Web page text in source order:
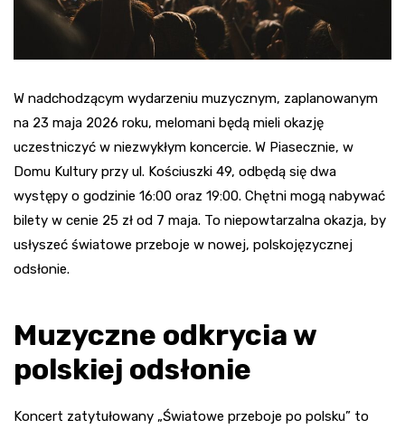
W nadchodzącym wydarzeniu muzycznym, zaplanowanym
na 23 maja 2026 roku, melomani będą mieli okazję
uczestniczyć w niezwykłym koncercie. W Piasecznie, w
Domu Kultury przy ul. Kościuszki 49, odbędą się dwa
występy o godzinie 16:00 oraz 19:00. Chętni mogą nabywać
bilety w cenie 25 zł od 7 maja. To niepowtarzalna okazja, by
usłyszeć światowe przeboje w nowej, polskojęzycznej
odsłonie.
Muzyczne odkrycia w
polskiej odsłonie
Koncert zatytułowany „Światowe przeboje po polsku” to